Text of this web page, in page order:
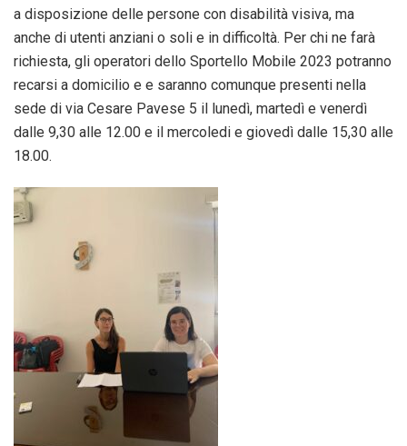
a disposizione delle persone con disabilità visiva, ma
anche di utenti anziani o soli e in difficoltà. Per chi ne farà
richiesta, gli operatori dello Sportello Mobile 2023 potranno
recarsi a domicilio e e saranno comunque presenti nella
sede di via Cesare Pavese 5 il lunedì, martedì e venerdì
dalle 9,30 alle 12.00 e il mercoledi e giovedì dalle 15,30 alle
18.00.